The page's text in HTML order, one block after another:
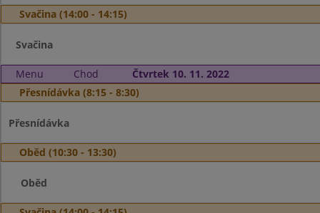
Svačina (14:00 - 14:15)
Svačina
Menu Chod
Čtvrtek 10. 11. 2022
Přesnídávka (8:15 - 8:30)
Přesnídávka
Oběd (10:30 - 13:30)
Oběd